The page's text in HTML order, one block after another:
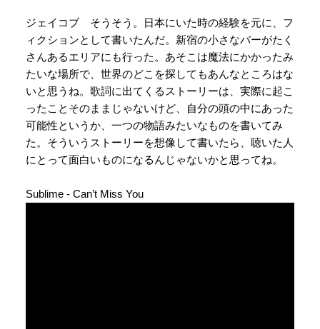
ジェイコブ そうそう。日本にいた時の経験を元に、フ
ィクションとして書いたんだ。新宿の小さなバーがたく
さんあるエリアにも行った。あそこは魔法にかかったみ
たいな場所で、世界のどこを探してもあんなところはな
いと思うね。歌詞に出てくるストーリーは、実際に起こ
ったことそのままじゃないけど、自分の頭の中にあった
可能性というか、一つの物語みたいなものを書いてみ
た。そういうストーリーを想像して書いたら、聴いた人
にとって面白いものになるんじゃないかと思ってね。
Sublime - Can’t Miss You